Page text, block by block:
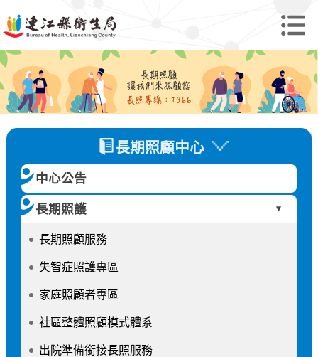
::: 長期照顧中心
中心公告
長期照護 ►
長期照顧服務
失智症照護專區
家庭照顧者專區
社區整體照顧模式體系
出院準備銜接長照服務